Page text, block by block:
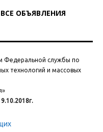
ВСЕ ОБЪЯВЛЕНИЯ
Федеральной службы по
технологий и массовых